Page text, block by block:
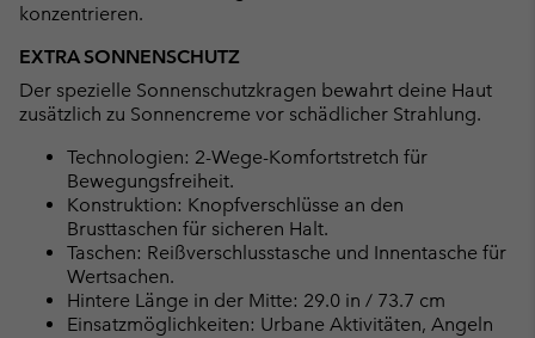
konzentrieren.
EXTRA SONNENSCHUTZ
Der spezielle Sonnenschutzkragen bewahrt deine Haut
zusätzlich zu Sonnencreme vor schädlicher Strahlung.
Technologien: 2-Wege-Komfortstretch für
Bewegungsfreiheit.
Konstruktion: Knopfverschlüsse an den
Brusttaschen für sicheren Halt.
Taschen: Reißverschlusstasche und Innentasche für
Wertsachen.
Hintere Länge in der Mitte: 29.0 in / 73.7 cm
Einsatzmöglichkeiten: Urbane Aktivitäten, Angeln